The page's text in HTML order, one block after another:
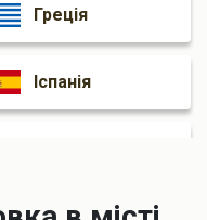
Греція
Іспанія